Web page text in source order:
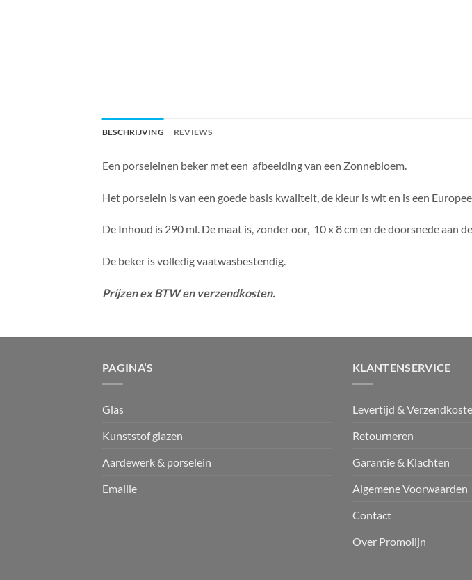
BESCHRIJVING REVIEWS
Een porseleinen beker met een afbeelding van een Zonnebloem.
Het porselein is van een goede basis kwaliteit, de kleur is wit en is een
De Inhoud is 290 ml. De maat is, zonder oor, 10 x 8 cm en de doorsnede aan
De beker is volledig vaatwasbestendig.
Prijzen ex BTW en verzendkosten.
PAGINA’S
Glas
Kunststof glazen
Aardewerk & porselein
Emaille
KLANTENSERVICE
Levertijd &
Retourneren
Garantie & Klachten
Algemene Voorwaarden
Contact
Over Promolijn